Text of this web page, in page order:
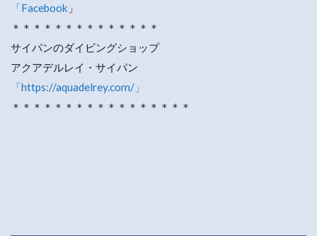
「Facebook 」
＊＊＊＊＊＊＊＊＊＊＊＊＊＊
サイパンのダイビングショップ
アクアデルレイ・サイパン
「https://aquadelrey.com/」
＊＊＊＊＊＊＊＊＊＊＊＊＊＊＊＊＊